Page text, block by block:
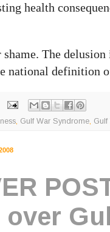
health
The
national definition
Gulf War Syndrome Gulf
over